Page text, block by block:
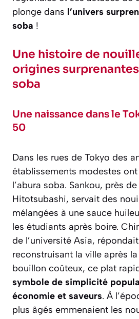
plonge dans l’univers
soba !
Une histoire de
origines surprenantes
soba
Une naissance dans le
50
Dans les rues de Tokyo des
établissements modestes
l’abura soba. Sankou, près
Hitotsubashi, servait des
mélangées à une sauce
les étudiants après boire.
de l’université Asia,
reconstruisant la ville après la
bouillon coûteux, ce plat
symbole de simplicité
économie et saveurs. À
plus âgés emmenaient les